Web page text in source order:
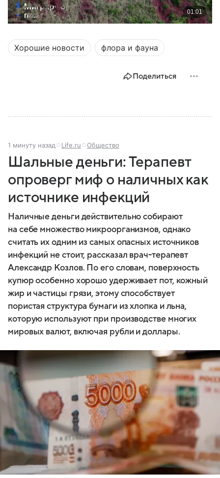
Хорошие новости флора и фауна
Поделиться
1 минуту назад Life.ru Общество
Шальные деньги: Терапевт
опроверг миф о наличных как
источнике инфекций
Наличные деньги действительно собирают
на себе множество микроорганизмов, однако
считать их одним из самых опасных источников
инфекций не стоит, рассказал врач-терапевт
Александр Козлов. По его словам, поверхность
купюр особенно хорошо удерживает пот, кожный
жир и частицы грязи, этому способствует
пористая структура бумаги из хлопка и льна,
которую используют при производстве многих
мировых валют, включая рубли и доллары.